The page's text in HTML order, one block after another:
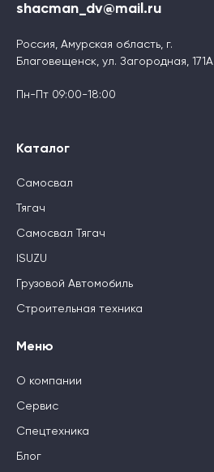
shacman_dv@mail.ru
Россия, Амурская область, г.
Благовещенск, ул. Загородная, 171А
Пн-Пт 09:00-18:00
Каталог
Самосвал
Тягач
Самосвал Тягач
ISUZU
Грузовой Автомобиль
Строительная техника
Меню
О компании
Сервис
Спецтехника
Блог